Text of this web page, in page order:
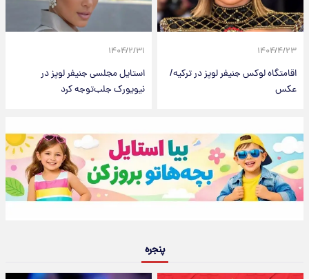
۱۴۰۴/۴/۲۳
اقامتگاه لوکس جنیفر لوپز در ترکیه/
عکس
۱۴۰۴/۲/۳۱
استایل مجلسی جنیفر لوپز در
نیویورک جلب‌توجه کرد
پنجره